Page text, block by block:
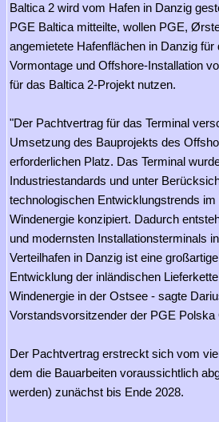
Baltica 2 wird vom Hafen in Danzig
PGE Baltica mitteilte, wollen PGE,
angemietete Hafenflächen in Danzig für
Vormontage und Offshore-Installation
für das Baltica 2-Projekt nutzen.
"Der Pachtvertrag für das Terminal
Umsetzung des Bauprojekts des
erforderlichen Platz. Das Terminal
Industriestandards und unter
technologischen Entwicklungstrends
Windenergie konzipiert. Dadurch
und modernsten Installationsterminals
Verteilhafen in Danzig ist eine
Entwicklung der inländischen
Windenergie in der Ostsee - sagte
Vorstandsvorsitzender der PGE
Der Pachtvertrag erstreckt sich vom
dem die Bauarbeiten voraussichtlich
werden) zunächst bis Ende 2028.